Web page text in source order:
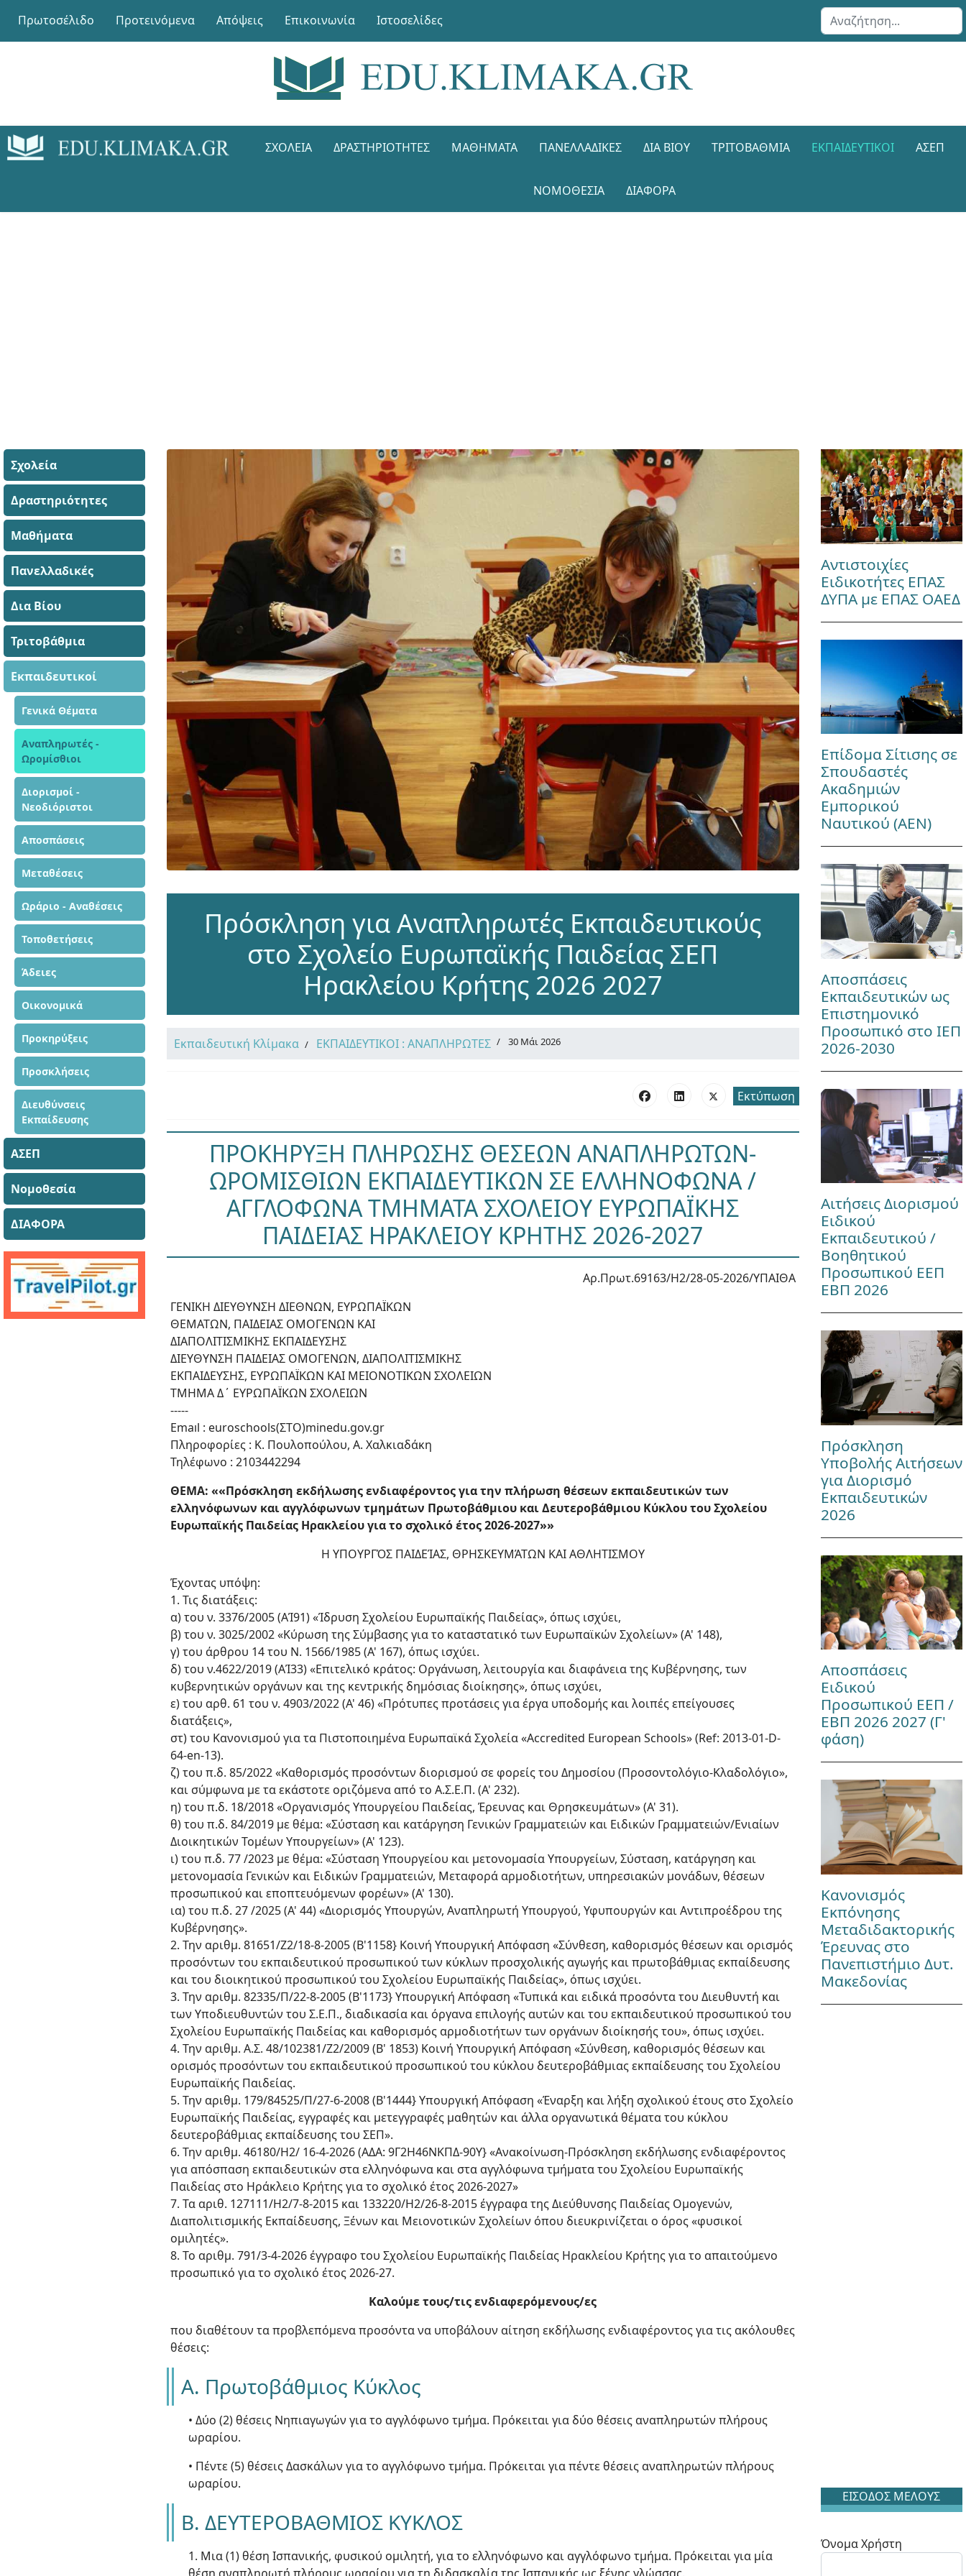
Πρωτοσέλιδο Προτεινόμενα Απόψεις Επικοινωνία Ιστοσελίδες Αναζήτηση...
ΣΧΟΛΕΊΑ ΔΡΑΣΤΗΡΙΌΤΗΤΕΣ ΜΑΘΉΜΑΤΑ ΠΑΝΕΛΛΑΔΙΚΈΣ ΔΙΑ ΒΊΟΥ ΤΡΙΤΟΒΆΘΜΙΑ ΕΚΠΑΙΔΕΥΤΙΚΟΊ ΑΣΕΠ
ΝΟΜΟΘΕΣΊΑ ΔΙΑΦΟΡΑ
Σχολεία
Δραστηριότητες
Μαθήματα
Πανελλαδικές
Δια Βίου
Τριτοβάθμια
Εκπαιδευτικοί
Γενικά Θέματα
Αναπληρωτές -
Ωρομίσθιοι
Διορισμοί -
Νεοδιόριστοι
Αποσπάσεις
Μεταθέσεις
Ωράριο - Αναθέσεις
Τοποθετήσεις
Άδειες
Οικονομικά
Προκηρύξεις
Προσκλήσεις
Διευθύνσεις
Εκπαίδευσης
ΑΣΕΠ
Νομοθεσία
ΔΙΑΦΟΡΑ
Πρόσκληση για Αναπληρωτές Εκπαιδευτικούς
στο Σχολείο Ευρωπαϊκής Παιδείας ΣΕΠ
Ηρακλείου Κρήτης 2026 2027
Εκπαιδευτική Κλίμακα ΕΚΠΑΙΔΕΥΤΙΚΟΙ : ΑΝΑΠΛΗΡΩΤΕΣ 30 Μάι 2026
Εκτύπωση
ΠΡΟΚΗΡΥΞΗ ΠΛΗΡΩΣΗΣ ΘΕΣΕΩΝ ΑΝΑΠΛΗΡΩΤΩΝ-
ΩΡΟΜΙΣΘΙΩΝ ΕΚΠΑΙΔΕΥΤΙΚΩΝ ΣΕ ΕΛΛΗΝΟΦΩΝΑ /
ΑΓΓΛΟΦΩΝΑ ΤΜΗΜΑΤΑ ΣΧΟΛΕΙΟΥ ΕΥΡΩΠΑΪΚΗΣ
ΠΑΙΔΕΙΑΣ ΗΡΑΚΛΕΙΟΥ ΚΡΗΤΗΣ 2026-2027
Αρ.Πρωτ.69163/Η2/28-05-2026/ΥΠΑΙΘΑ
ΓΕΝΙΚΗ ΔΙΕΥΘΥΝΣΗ ΔΙΕΘΝΩΝ, ΕΥΡΩΠΑΪΚΩΝ
ΘΕΜΑΤΩΝ, ΠΑΙΔΕΙΑΣ ΟΜΟΓΕΝΩΝ ΚΑΙ
ΔΙΑΠΟΛΙΤΙΣΜΙΚΗΣ ΕΚΠΑΙΔΕΥΣΗΣ
ΔΙΕΥΘΥΝΣΗ ΠΑΙΔΕΙΑΣ ΟΜΟΓΕΝΩΝ, ΔΙΑΠΟΛΙΤΙΣΜΙΚΗΣ
ΕΚΠΑΙΔΕΥΣΗΣ, ΕΥΡΩΠΑΪΚΩΝ ΚΑΙ ΜΕΙΟΝΟΤΙΚΩΝ ΣΧΟΛΕΙΩΝ
ΤΜΗΜΑ Δ΄ ΕΥΡΩΠΑΪΚΩΝ ΣΧΟΛΕΙΩΝ
-----
Emaıl : euroschools(ΣΤΟ)minedu.gov.gr
Πληροφορίες : Κ. Πουλοπούλου, Α. Χαλκιαδάκη
Τηλέφωνο : 2103442294
ΘΕΜΑ: ««Πρόσκληση εκδήλωσης ενδιαφέροντος για την πλήρωση θέσεων εκπαιδευτικών των
ελληνόφωνων και αγγλόφωνων τμημάτων Πρωτοβάθμιου και Δευτεροβάθμιου Κύκλου του Σχολείου
Ευρωπαϊκής Παιδείας Ηρακλείου για το σχολικό έτος 2026-2027»»
Η ΥΠΟΥΡΓΌΣ ΠΑΙΔΕΊΑΣ, ΘΡΗΣΚΕΥΜΆΤΩΝ KAI ΑΘΛΗΤΙΣΜΟΥ
Έχοντας υπόψη:
1. Τις διατάξεις:
α) του ν. 3376/2005 (ΑΊ91) «Ίδρυση Σχολείου Ευρωπαϊκής Παιδείας», όπως ισχύει,
β) του ν. 3025/2002 «Κύρωση της Σύμβασης για το καταστατικό των Ευρωπαϊκών Σχολείων» (Α' 148),
γ) του άρθρου 14 του Ν. 1566/1985 (Α' 167), όπως ισχύει.
δ) του ν.4622/2019 (ΑΊ33) «Επιτελικό κράτος: Οργάνωση, λειτουργία και διαφάνεια της Κυβέρνησης, των
κυβερνητικών οργάνων και της κεντρικής δημόσιας διοίκησης», όπως ισχύει,
ε) του αρθ. 61 του ν. 4903/2022 (Α' 46) «Πρότυπες προτάσεις για έργα υποδομής και λοιπές επείγουσες
διατάξεις»,
στ) του Κανονισμού για τα Πιστοποιημένα Ευρωπαϊκά Σχολεία «Accredited European Schools» (Ref: 2013-01-D-
64-en-13).
ζ) του π.δ. 85/2022 «Καθορισμός προσόντων διορισμού σε φορείς του Δημοσίου (Προσοντολόγιο-Κλαδολόγιο»,
και σύμφωνα με τα εκάστοτε οριζόμενα από το Α.Σ.Ε.Π. (Α' 232).
η) του π.δ. 18/2018 «Οργανισμός Υπουργείου Παιδείας, Έρευνας και Θρησκευμάτων» (Α' 31).
θ) του π.δ. 84/2019 με θέμα: «Σύσταση και κατάργηση Γενικών Γραμματειών και Ειδικών Γραμματειών/Ενιαίων
Διοικητικών Τομέων Υπουργείων» (Α' 123).
ι) του π.δ. 77 /2023 με θέμα: «Σύσταση Υπουργείου και μετονομασία Υπουργείων, Σύσταση, κατάργηση και
μετονομασία Γενικών και Ειδικών Γραμματειών, Μεταφορά αρμοδιοτήτων, υπηρεσιακών μονάδων, θέσεων
προσωπικού και εποπτευόμενων φορέων» (Α' 130).
ια) του π.δ. 27 /2025 (Α' 44) «Διορισμός Υπουργών, Αναπληρωτή Υπουργού, Υφυπουργών και Αντιπροέδρου της
Κυβέρνησης».
2. Την αριθμ. 81651/Ζ2/18-8-2005 (Β'1158} Κοινή Υπουργική Απόφαση «Σύνθεση, καθορισμός θέσεων και ορισμός
προσόντων του εκπαιδευτικού προσωπικού των κύκλων προσχολικής αγωγής και πρωτοβάθμιας εκπαίδευσης
και του διοικητικού προσωπικού του Σχολείου Ευρωπαϊκής Παιδείας», όπως ισχύει.
3. Την αριθμ. 82335/Π/22-8-2005 (Β'1173} Υπουργική Απόφαση «Τυπικά και ειδικά προσόντα του Διευθυντή και
των Υποδιευθυντών του Σ.Ε.Π., διαδικασία και όργανα επιλογής αυτών και του εκπαιδευτικού προσωπικού του
Σχολείου Ευρωπαϊκής Παιδείας και καθορισμός αρμοδιοτήτων των οργάνων διοίκησής του», όπως ισχύει.
4. Την αριθμ. Α.Σ. 48/102381/Ζ2/2009 (Β' 1853) Κοινή Υπουργική Απόφαση «Σύνθεση, καθορισμός θέσεων και
ορισμός προσόντων του εκπαιδευτικού προσωπικού του κύκλου δευτεροβάθμιας εκπαίδευσης του Σχολείου
Ευρωπαϊκής Παιδείας.
5. Την αριθμ. 179/84525/Π/27-6-2008 (Β'1444} Υπουργική Απόφαση «Έναρξη και λήξη σχολικού έτους στο Σχολείο
Ευρωπαϊκής Παιδείας, εγγραφές και μετεγγραφές μαθητών και άλλα οργανωτικά θέματα του κύκλου
δευτεροβάθμιας εκπαίδευσης του ΣΕΠ».
6. Την αριθμ. 46180/Η2/ 16-4-2026 (ΑΔΑ: 9Γ2Η46ΝΚΠΔ-90Υ} «Ανακοίνωση-Πρόσκληση εκδήλωσης ενδιαφέροντος
για απόσπαση εκπαιδευτικών στα ελληνόφωνα και στα αγγλόφωνα τμήματα του Σχολείου Ευρωπαϊκής
Παιδείας στο Ηράκλειο Κρήτης για το σχολικό έτος 2026-2027»
7. Τα αριθ. 127111/Η2/7-8-2015 και 133220/Η2/26-8-2015 έγγραφα της Διεύθυνσης Παιδείας Ομογενών,
Διαπολιτισμικής Εκπαίδευσης, Ξένων και Μειονοτικών Σχολείων όπου διευκρινίζεται ο όρος «φυσικοί
ομιλητές».
8. Το αριθμ. 791/3-4-2026 έγγραφο του Σχολείου Ευρωπαϊκής Παιδείας Ηρακλείου Κρήτης για το απαιτούμενο
προσωπικό για το σχολικό έτος 2026-27.
Καλούμε τους/τις ενδιαφερόμενους/ες
που διαθέτουν τα προβλεπόμενα προσόντα να υποβάλουν αίτηση εκδήλωσης ενδιαφέροντος για τις ακόλουθες
θέσεις:
Α. Πρωτοβάθμιος Κύκλος
• Δύο (2) θέσεις Νηπιαγωγών για το αγγλόφωνο τμήμα. Πρόκειται για δύο θέσεις αναπληρωτών πλήρους
ωραρίου.
• Πέντε (5) θέσεις Δασκάλων για το αγγλόφωνο τμήμα. Πρόκειται για πέντε θέσεις αναπληρωτών πλήρους
ωραρίου.
Β. ΔΕΥΤΕΡΟΒΑΘΜΙΟΣ ΚΥΚΛΟΣ
1. Μια (1) θέση Ισπανικής, φυσικού ομιλητή, για το ελληνόφωνο και αγγλόφωνο τμήμα. Πρόκειται για μία
Αντιστοιχίες
Ειδικοτήτες ΕΠΑΣ
ΔΥΠΑ με ΕΠΑΣ ΟΑΕΔ
Επίδομα Σίτισης σε
Σπουδαστές
Ακαδημιών
Εμπορικού
Ναυτικού (ΑΕΝ)
Αποσπάσεις
Εκπαιδευτικών ως
Επιστημονικό
Προσωπικό στο ΙΕΠ
2026-2030
Αιτήσεις Διορισμού
Ειδικού
Εκπαιδευτικού /
Βοηθητικού
Προσωπικού ΕΕΠ
ΕΒΠ 2026
Πρόσκληση
Υποβολής Αιτήσεων
για Διορισμό
Εκπαιδευτικών
2026
Αποσπάσεις
Ειδικού
Προσωπικού ΕΕΠ /
ΕΒΠ 2026 2027 (Γ'
φάση)
Κανονισμός
Εκπόνησης
Μεταδιδακτορικής
Έρευνας στο
Πανεπιστήμιο Δυτ.
Μακεδονίας
ΕΙΣΟΔΟΣ ΜΕΛΟΥΣ
Όνομα Χρήστη